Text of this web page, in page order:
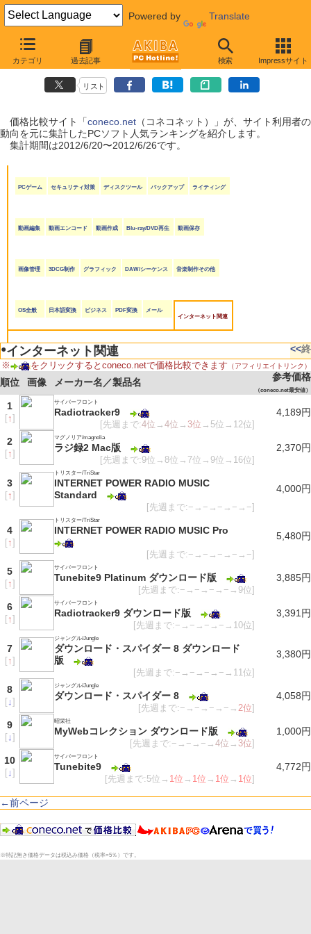
Powered by Translate
カテゴリ 過去記事 検索 Impressサイト
coneco.net人気ランキング（ソフト編）
（2012/6/20〜2012/6/26）
リスト
価格比較サイト「coneco.net（コネコネット）」が、サイト利用者の
動向を元に集計したPCソフト人気ランキングを紹介します。
集計期間は2012/6/20〜2012/6/26です。
PCゲーム セキュリティ対策 ディスクツール バックアップ ライティング
動画編集 動画エンコード 動画作成 Blu-ray/DVD再生 動画保存
画像管理 3DCG制作 グラフィック DAW/シーケンス 音楽制作その他
OS全般 日本語変換 ビジネス PDF変換
メール
インターネット関連
●インターネット関連 <<終
※ をクリックするとconeco.netで価格比較できます （アフィリエイトリンク）
順位 画像 メーカー名／製品名 参考価格
（coneco.net最安値）
1
[↑]
サイバーフロント
Radiotracker9
[先週まで:4位 →4位 → 3位 →5位→12位]
4,189円
2
[↑]
マグノリア/magnolia
ラジ録2 Mac版
[先週まで:9位→8位→7位→9位→16位]
2,370円
3
[↑]
トリスター/TriStar
INTERNET POWER RADIO MUSIC
Standard
[先週まで:−→−→−→−→−]
4,000円
4
[↑]
トリスター/TriStar
INTERNET POWER RADIO MUSIC Pro
[先週まで:−→−→−→−→−]
5,480円
5
[↑]
サイバーフロント
Tunebite9 Platinum ダウンロード版
[先週まで:−→−→−→−→9位]
3,885円
6
[↑]
サイバーフロント
Radiotracker9 ダウンロード版
[先週まで:−→−→−→−→10位]
3,391円
7
[↑]
ジャングル/Jungle
ダウンロード・スパイダー 8 ダウンロード
版
[先週まで:−→−→−→−→11位]
3,380円
8
[↓]
ジャングル/Jungle
ダウンロード・スパイダー 8
[先週まで:−→−→−→−→2位]
4,058円
9
[↓]
昭栄社
MyWebコレクション ダウンロード版
[先週まで:−→−→−→4位 → 3位]
1,000円
10
[↓]
サイバーフロント
Tunebite9
[先週まで:5位→ 1位 → 1位 → 1位 → 1位]
4,772円
←前ページ
※特記無き価格データは税込み価格（税率=5％）です。